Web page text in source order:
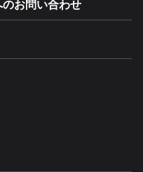
お問い合わせ